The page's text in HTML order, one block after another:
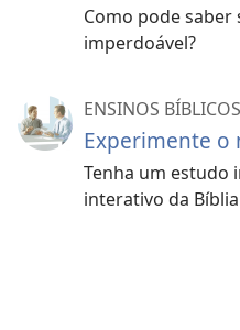
Como pode saber
imperdoável?
ENSINOS BÍBLICOS
Experimente o
Tenha um estudo
interativo da